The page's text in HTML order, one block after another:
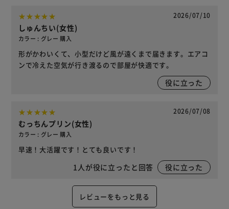
2026/07/10
しゅんちい(女性)
カラー : グレー 購入
形がかわいくて、小型だけど風が遠くまで届きます。エアコ
ンで冷えた空気が行き渡るので部屋が快適です。
役に立った
2026/07/08
むっちんプリン(女性)
カラー : グレー 購入
早速！大活躍です！とても良いです！
1 人が役に立ったと回答 役に立った
レビューをもっと見る